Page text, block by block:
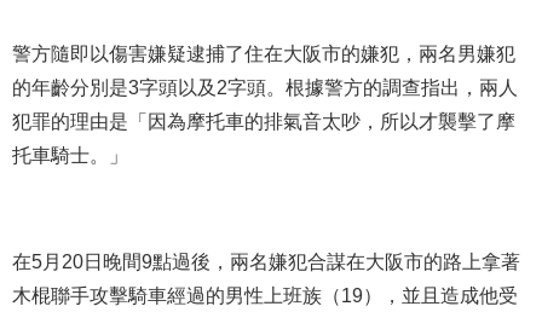
警方隨即以傷害嫌疑逮捕了住在大阪市的嫌犯，兩名男嫌犯
的年齡分別是3字頭以及2字頭。根據警方的調查指出，兩人
犯罪的理由是「因為摩托車的排氣音太吵，所以才襲擊了摩
托車騎士。」
在5月20日晚間9點過後，兩名嫌犯合謀在大阪市的路上拿著
木棍聯手攻擊騎車經過的男性上班族（19），並且造成他受